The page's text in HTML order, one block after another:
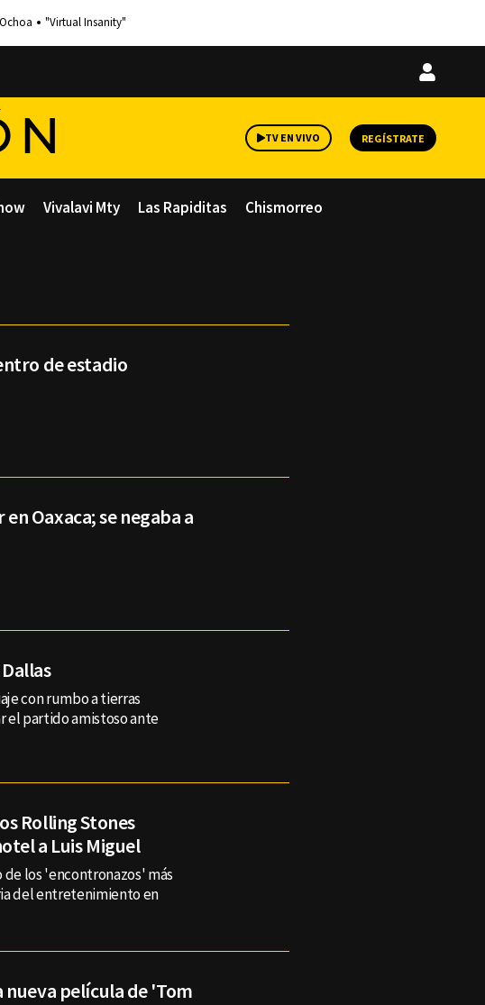
"Virtual Insanity"
Iniciar
TV EN VIVO REGÍSTRATE
Vivalavi Mty Las Rapiditas Chismorreo
de estadio
Oaxaca; se negaba a
con rumbo a tierras
el partido amistoso ante
Rolling Stones
a Luis Miguel
de los 'encontronazos' más
del entretenimiento en
nueva película de 'Tom